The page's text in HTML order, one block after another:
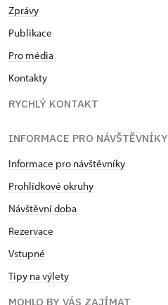
Zprávy
Publikace
Pro média
Kontakty
RYCHLÝ KONTAKT
INFORMACE PRO NÁVŠTĚVNÍKY
Informace pro návštěvníky
Prohlídkové okruhy
Návštěvní doba
Rezervace
Vstupné
Tipy na výlety
MOHLO BY VÁS ZAJÍMAT